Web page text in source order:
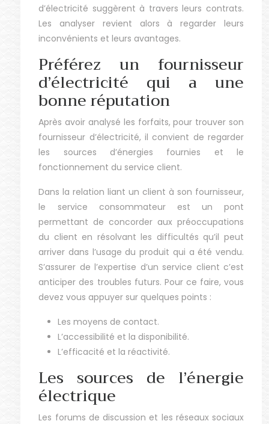
d’électricité suggèrent à travers leurs contrats.
Les analyser revient alors à regarder leurs
inconvénients et leurs avantages.
Préférez un fournisseur
d’électricité qui a une
bonne réputation
Après avoir analysé les forfaits, pour trouver son
fournisseur d’électricité, il convient de regarder
les sources d’énergies fournies et le
fonctionnement du service client.
Dans la relation liant un client à son fournisseur,
le service consommateur est un pont
permettant de concorder aux préoccupations
du client en résolvant les difficultés qu’il peut
arriver dans l’usage du produit qui a été vendu.
S’assurer de l’expertise d’un service client c’est
anticiper des troubles futurs. Pour ce faire, vous
devez vous appuyer sur quelques points :
Les moyens de contact.
L’accessibilité et la disponibilité.
L’efficacité et la réactivité.
Les sources de l’énergie
électrique
Les forums de discussion et les réseaux sociaux